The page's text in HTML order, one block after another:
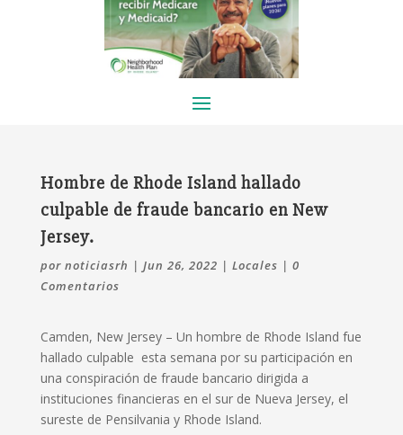
Hombre de Rhode Island hallado
culpable de fraude bancario en New
Jersey.
por noticiasrh | Jun 26, 2022 | Locales | 0
Comentarios
Camden, New Jersey – Un hombre de Rhode Island fue
hallado culpable esta semana por su participación en
una conspiración de fraude bancario dirigida a
instituciones financieras en el sur de Nueva Jersey, el
sureste de Pensilvania y Rhode Island.